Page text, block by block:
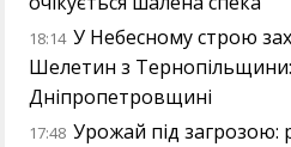
18:14 У Небесному строю
Шелетин з
Дніпропетровщині
17:48 Урожай під загрозою: